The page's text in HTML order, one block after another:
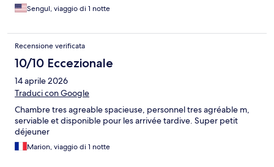
Sengul, viaggio di 1 notte
Recensione verificata
10/10 Eccezionale
14 aprile 2026
Traduci con Google
Chambre tres agreable spacieuse, personnel tres agréable m,
serviable et disponible pour les arrivée tardive. Super petit
déjeuner
Marion, viaggio di 1 notte